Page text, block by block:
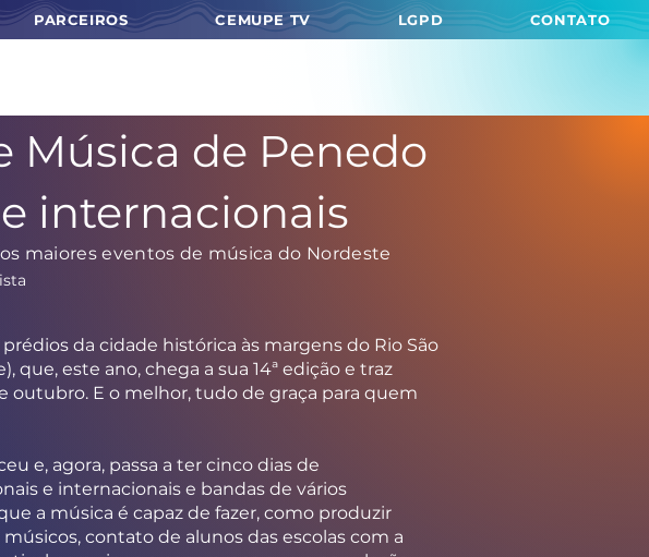
PARCEIROS CEMUPE TV LGPD CONTATO
Música de Penedo
internacionais
maiores eventos de música do Nordeste
da cidade histórica às margens do Rio São
que, este ano, chega a sua 14ª edição e traz
outubro. E o melhor, tudo de graça para quem
e, agora, passa a ter cinco dias de
e internacionais e bandas de vários
a música é capaz de fazer, como produzir
contato de alunos das escolas com a